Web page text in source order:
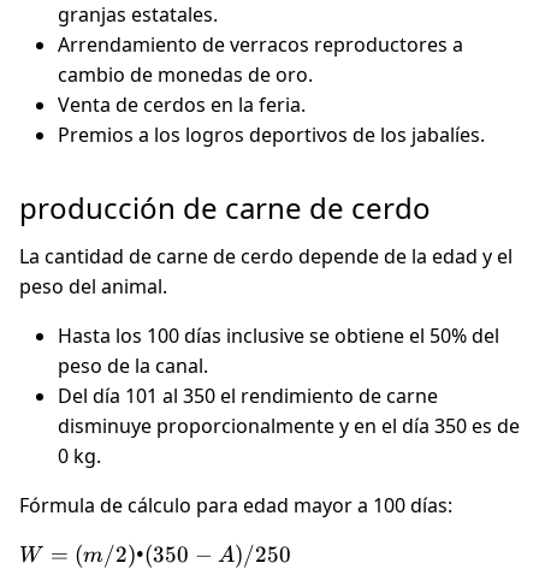
granjas estatales.
Arrendamiento de verracos reproductores a
cambio de monedas de oro.
Venta de cerdos en la feria.
Premios a los logros deportivos de los jabalíes.
producción de carne de cerdo
La cantidad de carne de cerdo depende de la edad y el
peso del animal.
Hasta los 100 días inclusive se obtiene el 50% del
peso de la canal.
Del día 101 al 350 el rendimiento de carne
disminuye proporcionalmente y en el día 350 es de
0 kg.
Fórmula de cálculo para edad mayor a 100 días:
W
W = (m/2)•(350 − A)/250